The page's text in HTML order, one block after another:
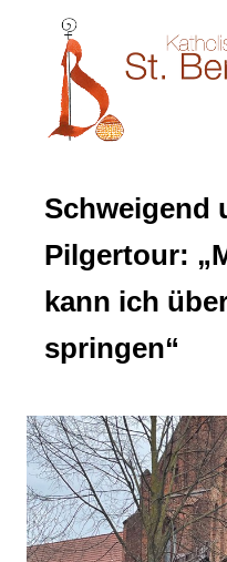
Schweigend
Pilgertour:
kann ich
springen“